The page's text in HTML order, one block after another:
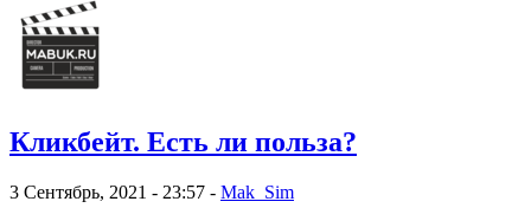
Кликбейт. Есть ли польза?
3 Сентябрь, 2021 - 23:57 - Mak_Sim